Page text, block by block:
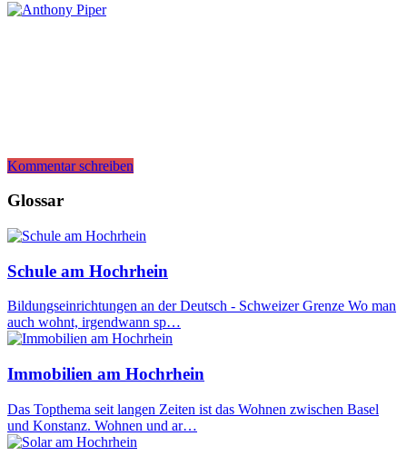
Kommentar schreiben
Glossar
Schule am Hochrhein
Bildungseinrichtungen an der Deutsch - Schweizer Grenze Wo man
auch wohnt, irgendwann sp…
Immobilien am Hochrhein
Das Topthema seit langen Zeiten ist das Wohnen zwischen Basel
und Konstanz. Wohnen und ar…